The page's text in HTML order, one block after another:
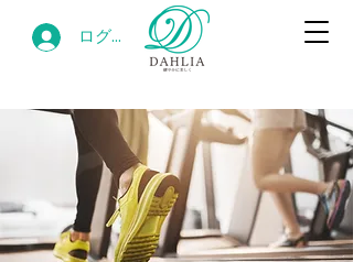
ログイン